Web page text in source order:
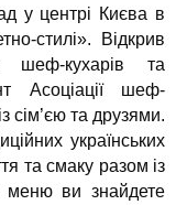
у центрі Києва в
стилі». Відкрив
кухарів та
Асоціації шеф-
сім’єю та друзями.
українських
та смаку разом із
меню ви знайдете